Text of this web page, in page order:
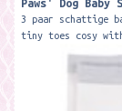
Paws' Dog Baby
3 paar schattige
tiny toes cosy